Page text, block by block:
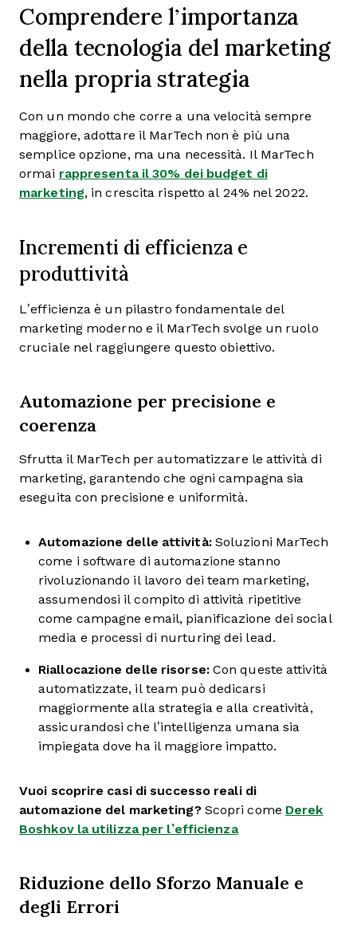
Comprendere l’importanza
della tecnologia del marketing
nella propria strategia
Con un mondo che corre a una velocità sempre
maggiore, adottare il MarTech non è più una
semplice opzione, ma una necessità. Il MarTech
ormai rappresenta il 30% dei budget di
marketing, in crescita rispetto al 24% nel 2022.
Incrementi di efficienza e
produttività
L’efficienza è un pilastro fondamentale del
marketing moderno e il MarTech svolge un ruolo
cruciale nel raggiungere questo obiettivo.
Automazione per precisione e
coerenza
Sfrutta il MarTech per automatizzare le attività di
marketing, garantendo che ogni campagna sia
eseguita con precisione e uniformità.
Automazione delle attività:Soluzioni MarTech
come i software di automazione stanno
rivoluzionando il lavoro dei team marketing,
assumendosi il compito di attività ripetitive
come campagne email, pianificazione dei social
media e processi di nurturing dei lead.
Riallocazione delle risorse:Con queste attività
automatizzate, il team può dedicarsi
maggiormente alla strategia e alla creatività,
assicurandosi che l’intelligenza umana sia
impiegata dove ha il maggiore impatto.
Vuoi scoprire casi di successo reali di
automazione del marketing?Scopri come Derek
Boshkov la utilizza per l’efficienza
Riduzione dello Sforzo Manuale e
degli Errori